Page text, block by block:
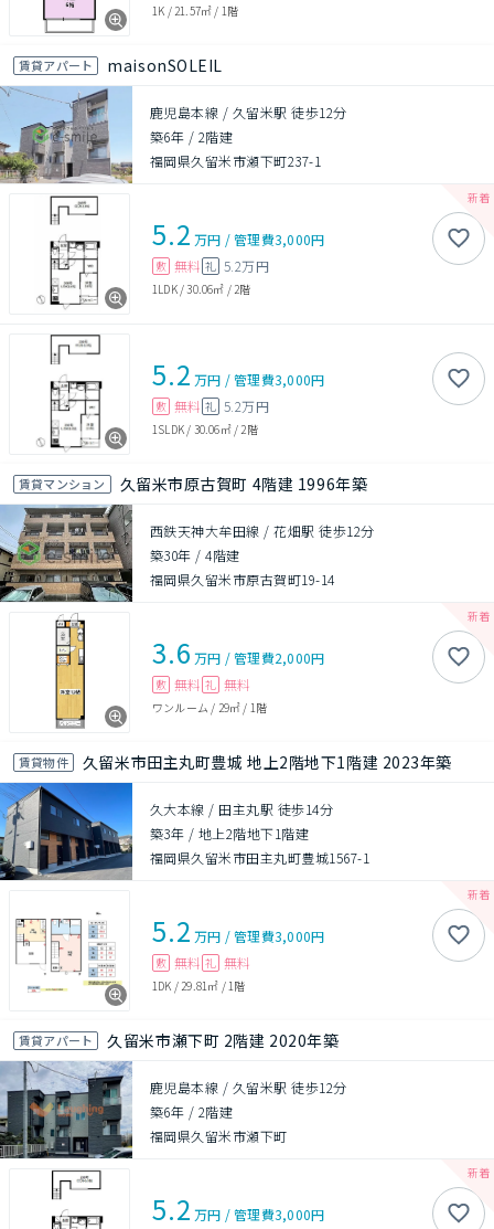
1K / 21.57㎡ / 1階
賃貸アパート maisonSOLEIL
鹿児島本線 / 久留米駅 徒歩12分
築6年 / 2階建
福岡県久留米市瀬下町237-1
5.2 万円 /管理費3,000円
敷 無料 礼 5.2万円
1LDK/30.06㎡ / 2階
5.2 万円 /管理費3,000円
敷 無料 礼 5.2万円
1SLDK / 30.06㎡/ 2階
賃貸マンション 久留米市原古賀町 4階建 1996年築
西鉄天神大牟田線 / 花畑駅 徒歩12分
築30年 /4階建
福岡県久留米市原古賀町19-14
3.6 万円 /管理費2,000円
敷 無料 礼 無料
ワンルーム / 29㎡ / 1階
賃貸物件 久留米市田主丸町豊城 地上2階地下1階建 2023年築
久大本線 / 田主丸駅 徒歩14分
築3年 / 地上2階地下1階建
福岡県久留米市田主丸町豊城1567-1
5.2 万円 /管理費3,000円
敷 無料 礼 無料
1DK / 29.81㎡ / 1階
賃貸アパート 久留米市瀬下町 2階建 2020年築
鹿児島本線 / 久留米駅 徒歩12分
築6年 / 2階建
福岡県久留米市瀬下町
5.2 万円 /管理費3,000円